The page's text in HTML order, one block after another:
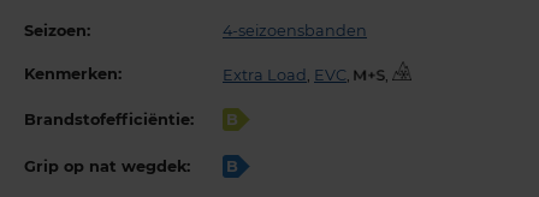
Seizoen: 4-seizoensbanden
Kenmerken: Extra Load , EVC, ,
Brandstofefficiëntie: B
Grip op nat wegdek: B